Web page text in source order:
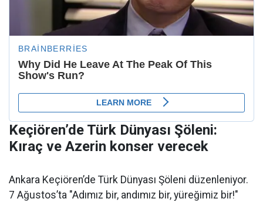
Keçiören’de Türk Dünyası Şöleni:
Kıraç ve Azerin konser verecek
Ankara Keçiören’de Türk Dünyası Şöleni düzenleniyor.
7 Ağustos’ta "Adımız bir, andımız bir, yüreğimiz bir!"